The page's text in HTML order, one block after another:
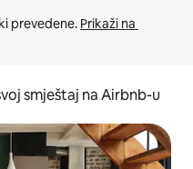
prevedene. Prikaži na
smještaj na Airbnb-u